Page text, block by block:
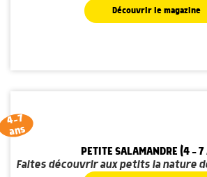
Découvrir le magazine
4-7
ans
PETITE SALAMANDRE (4 - 7
Faites découvrir aux petits la nature